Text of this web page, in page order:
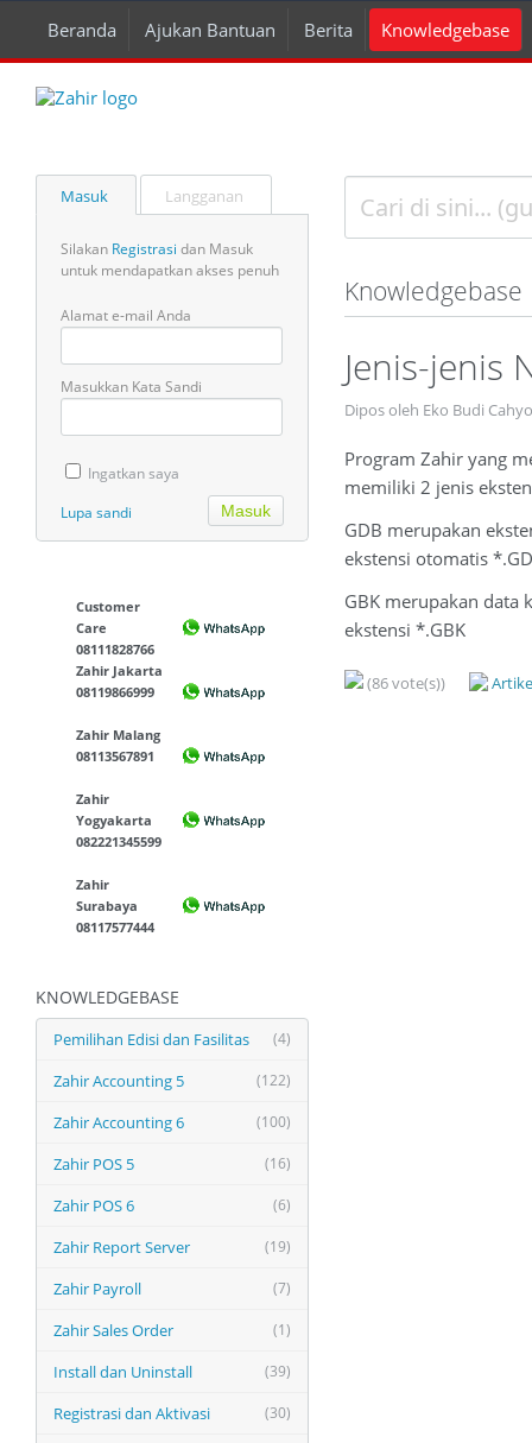
Beranda Ajukan Bantuan Berita Knowledgebase
Masuk Langganan
Silakan Registrasi dan Masuk
untuk mendapatkan akses penuh
Alamat e-mail Anda
Masukkan Kata Sandi
Ingatkan saya
Lupa sandi
Customer
Care
08111828766
Zahir Jakarta
08119866999
Zahir Malang
08113567891
Zahir
Yogyakarta
082221345599
Zahir
Surabaya
08117577444
KNOWLEDGEBASE
(4)
Pemilihan Edisi dan Fasilitas
(122)
Zahir Accounting 5
(100)
Zahir Accounting 6
(16)
Zahir POS 5
(6)
Zahir POS 6
(19)
Zahir Report Server
(7)
Zahir Payroll
(1)
Zahir Sales Order
(39)
Install dan Uninstall
(30)
Registrasi dan Aktivasi
Knowledgebase
Jenis-jenis
Dipos oleh Eko Budi
Program Zahir yang
memiliki 2 jenis
GDB merupakan
ekstensi otomatis
GBK merupakan data
ekstensi *.GBK
(86 vote(s))